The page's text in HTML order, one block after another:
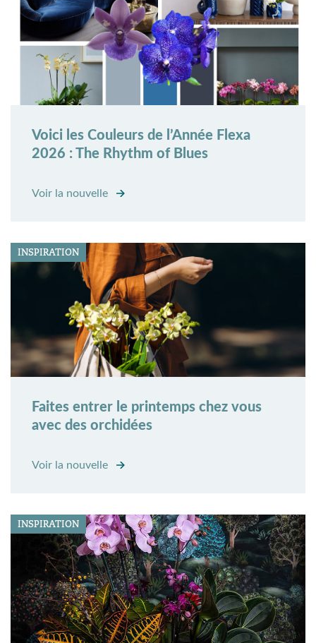
Voici les Couleurs de l’Année Flexa
2026 : The Rhythm of Blues
Voir la nouvelle
INSPIRATION
Faites entrer le printemps chez vous
avec des orchidées
Voir la nouvelle
INSPIRATION